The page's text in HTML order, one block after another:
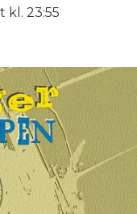
kl. 23:55